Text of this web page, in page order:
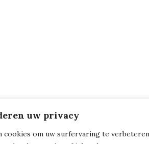
uw privacy
cookies om uw surfervaring te